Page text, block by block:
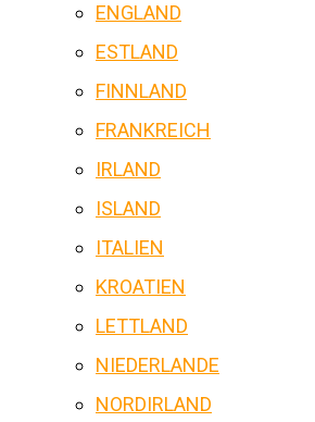
ENGLAND
ESTLAND
FINNLAND
FRANKREICH
IRLAND
ISLAND
ITALIEN
KROATIEN
LETTLAND
NIEDERLANDE
NORDIRLAND